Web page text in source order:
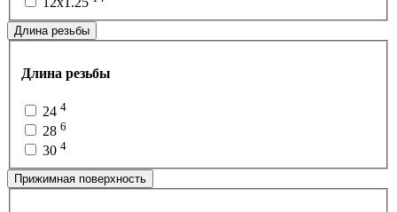
Длина резьбы
Длина резьбы
24 4
28 6
30 4
Прижимная поверхность